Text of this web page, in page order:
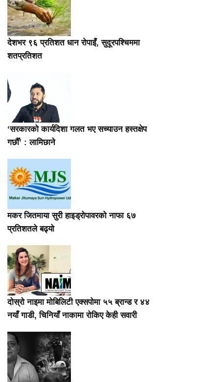
देशभर ९६ प्रतिशत धान रोपाइँ, सुदूरपश्चिममा
शतप्रतिशत
‘सरकारको कार्यदिशा गलत भए सच्याउन हस्तक्षेप
गर्छौँ’ : लामिछाने
मकर जितमाया सुरी हाइड्रोपावरको नाफा ६७
प्रतिशतले बढ्यो
दोस्रो नाइमा मोबिलिटी एक्सपोमा ५५ ब्रान्ड र ४४
नयाँ गाडी, चिनियाँ नाकामा रोकिए केही सवारी